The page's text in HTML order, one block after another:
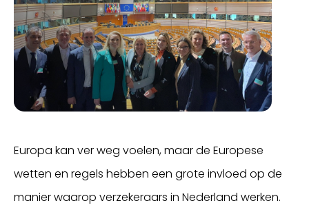
Europa kan ver weg voelen, maar de Europese
wetten en regels hebben een grote invloed op de
manier waarop verzekeraars in Nederland werken.